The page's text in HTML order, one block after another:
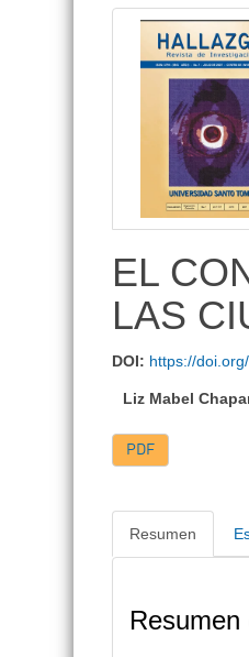
Navegación
principal
Contenido
EL
LAS
DOI: https://
Liz Mabel
PDF
Resumen
Resumen